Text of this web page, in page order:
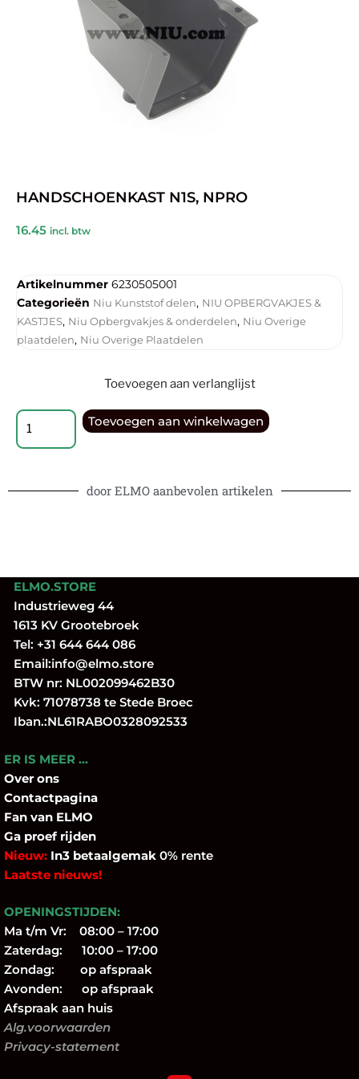
HANDSCHOENKAST N1S, NPRO
16.45 incl. btw
Artikelnummer 6230505001
Categorieën Niu Kunststof delen, NIU OPBERGVAKJES &
KASTJES, Niu Opbergvakjes & onderdelen, Niu Overige
plaatdelen, Niu Overige Plaatdelen
Toevoegen aan verlanglijst
Toevoegen aan winkelwagen
door ELMO aanbevolen artikelen
ELMO.STORE
Industrieweg 44
1613 KV Grootebroek
Tel: +31 644 644 086
Email:info@elmo.store
BTW nr: NL002099462B30
Kvk: 71078738 te Stede Broec
Iban.:NL61RABO0328092533
ER IS MEER …
Over ons
Contactpagina
Fan van ELMO
Ga proef rijden
Nieuw: In3 betaalgemak 0% rente
Laatste nieuws!
OPENINGSTIJDEN:
Ma t/m Vr: 08:00 – 17:00
Zaterdag: 10:00 – 17:00
Zondag: op afspraak
Avonden: op afspraak
Afspraak aan huis
Alg.voorwaarden
Privacy-statement